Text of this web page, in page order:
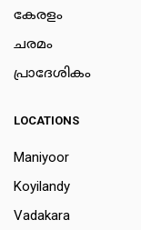
കേരളം
ചരമം
പ്രാദേശികം
LOCATIONS
Maniyoor
Koyilandy
Vadakara